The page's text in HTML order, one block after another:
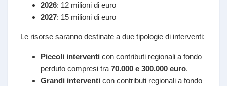
2026: 12 milioni di euro
2027: 15 milioni di euro
Le risorse saranno destinate a due tipologie di interventi:
Piccoli interventi con contributi regionali a fondo
perduto compresi tra 70.000 e 300.000 euro.
Grandi interventi con contributi regionali a fondo